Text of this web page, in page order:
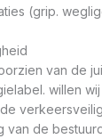
(grip.
van de
willen
van de